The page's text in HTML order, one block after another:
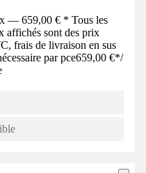
— 659,00 € * Tous les
affichés sont des prix
frais de livraison en sus
par pce659,00 €*/